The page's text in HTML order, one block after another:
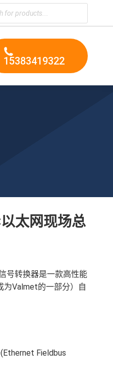
15383419322
太网现场总
号转换器是一款高性能
为Valmet的一部分）自
Fieldbus